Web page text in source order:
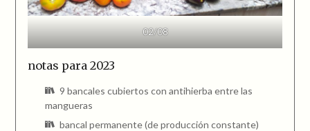
02/08
notas para 2023
9 bancales cubiertos con antihierba entre las
mangueras
bancal permanente (de producción constante)